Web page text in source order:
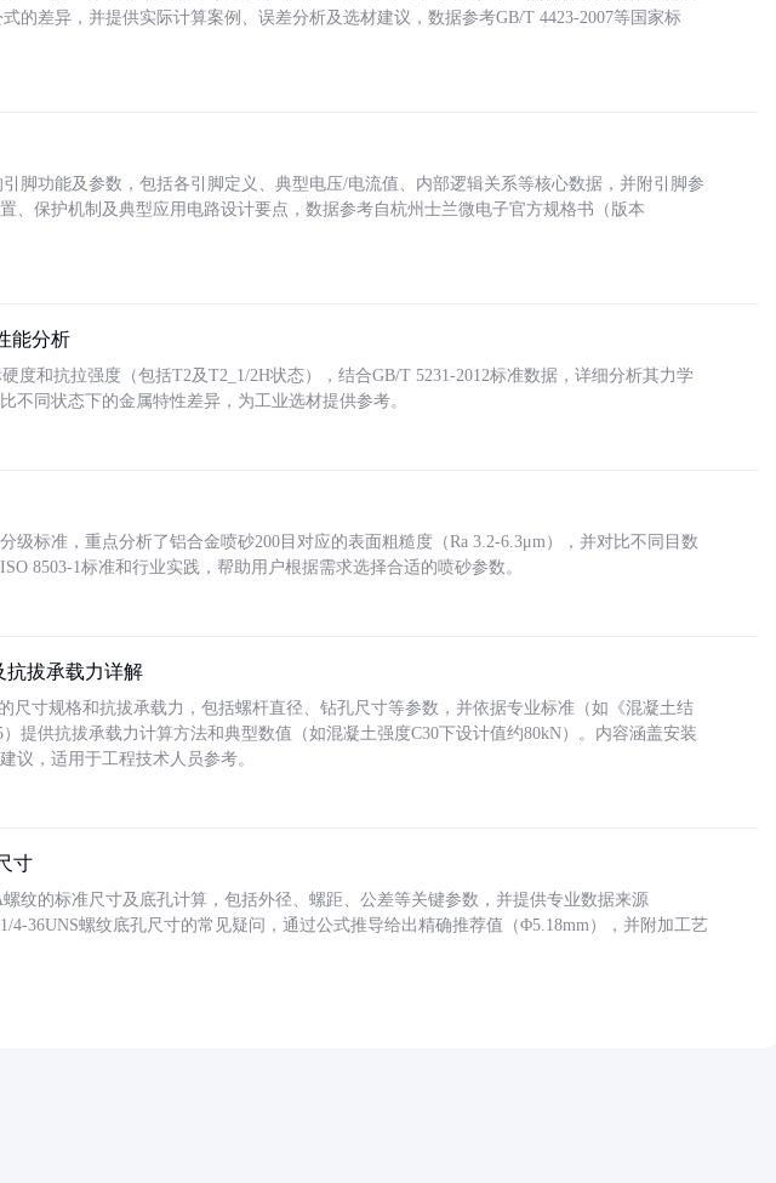
式的差异，并提供实际计算案例、误差分析及选材建议，数据参考GB/T 4423-2007等国家标
引脚功能及参数，包括各引脚定义、典型电压/电流值、内部逻辑关系等核心数据，并附引脚参
、保护机制及典型应用电路设计要点，数据参考自杭州士兰微电子官方规格书（版本
能分析
度和抗拉强度（包括T2及T2_1/2H状态），结合GB/T 5231-2012标准数据，详细分析其力学
不同状态下的金属特性差异，为工业选材提供参考。
级标准，重点分析了铝合金喷砂200目对应的表面粗糙度（Ra 3.2-6.3μm），并对比不同目数
8503-1标准和行业实践，帮助用户根据需求选择合适的喷砂参数。
抗拔承载力详解
尺寸规格和抗拔承载力，包括螺杆直径、钻孔尺寸等参数，并依据专业标准（如《混凝土结
）提供抗拔承载力计算方法和典型数值（如混凝土强度C30下设计值约80kN）。内容涵盖安装
议，适用于工程技术人员参考。
寸
纹的标准尺寸及底孔计算，包括外径、螺距、公差等关键参数，并提供专业数据来源
1/4-36UNS螺纹底孔尺寸的常见疑问，通过公式推导给出精确推荐值（Φ5.18mm），并附加工艺